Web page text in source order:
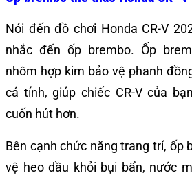
Nói đến đồ chơi Honda CR-V
nhắc đến ốp brembo. Ốp
nhôm hợp kim bảo vệ phanh
cá tính, giúp chiếc CR-V của
cuốn hút hơn.
Bên cạnh chức năng trang trí, ốp
vệ heo dầu khỏi bụi bẩn, nước